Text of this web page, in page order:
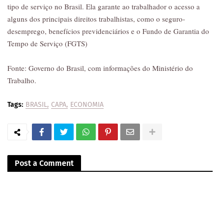
tipo de serviço no Brasil. Ela garante ao trabalhador o acesso a
alguns dos principais direitos trabalhistas, como o seguro-
desemprego, benefícios previdenciários e o Fundo de Garantia do
Tempo de Serviço (FGTS)
Fonte: Governo do Brasil, com informações do Ministério do
Trabalho.
Tags: BRASIL CAPA ECONOMIA
Post a Comment